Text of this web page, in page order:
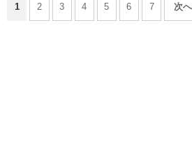
1 2 3 4 5 6 7